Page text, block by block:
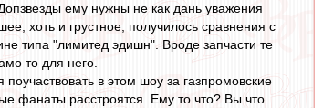
ему нужны не как дань уважения
хоть и грустное, получилось сравнения с
типа "лимитед эдишн". Вроде запчасти те
то для него.
в этом шоу за газпромовские
фанаты расстроятся. Ему то что? Вы что